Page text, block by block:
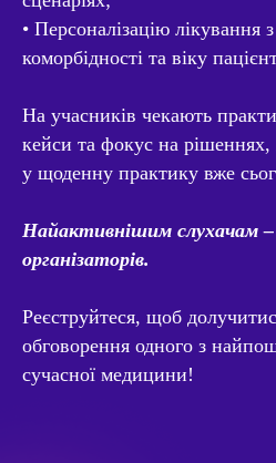
• Персоналізацію лікування
коморбідності та віку
На учасників чекають
кейси та фокус на рішеннях,
у щоденну практику вже
Найактивнішим слухачам –
організаторів.
Реєструйтеся, щоб
обговорення одного з
сучасної медицини!